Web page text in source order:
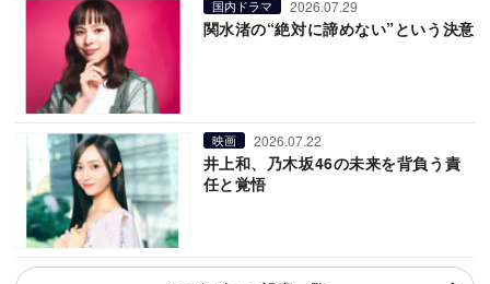
国内ドラマ 2026.07.29
関水渚の“絶対に諦めない”という決意
映画 2026.07.22
井上和、乃木坂46の未来を背負う責
任と覚悟